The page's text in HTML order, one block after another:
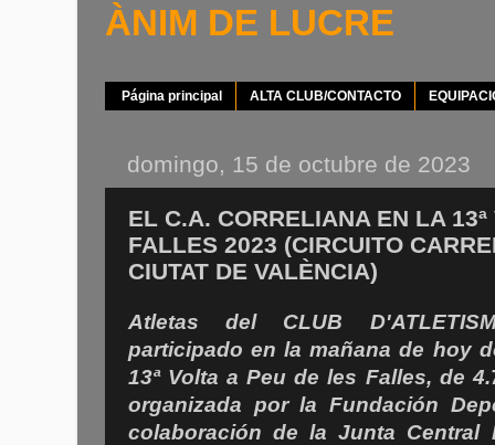
ÀNIM DE LUCRE
Página principal ALTA CLUB/CONTACTO
domingo, 15 de octubre de 2023
EL C.A. CORRELIANA EN LA 13ª
FALLES 2023 (CIRCUITO
CIUTAT DE VALÈNCIA)
Atletas del CLUB
participado en la mañana de hoy
13ª Volta a Peu de les Falles, de
organizada por la Fundación
colaboración de la Junta Central